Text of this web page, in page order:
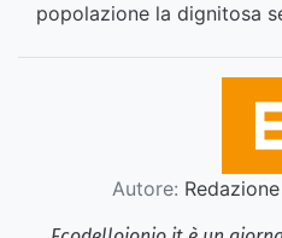
popolazione la dignitosa
Autore: